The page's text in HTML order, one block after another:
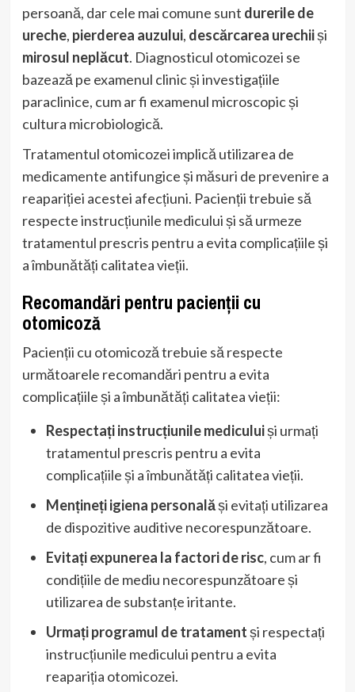
persoană, dar cele mai comune sunt durerile de
ureche, pierderea auzului, descărcarea urechiiși
mirosul neplăcut. Diagnosticul otomicozei se
bazează pe examenul clinic și investigațiile
paraclinice, cum ar fi examenul microscopic și
cultura microbiologică.
Tratamentul otomicozei implică utilizarea de
medicamente antifungice și măsuri de prevenire a
reapariției acestei afecțiuni. Pacienții trebuie să
respecte instrucțiunile medicului și să urmeze
tratamentul prescris pentru a evita complicațiile și
a îmbunătăți calitatea vieții.
Recomandări pentru pacienții cu
otomicoză
Pacienții cu otomicoză trebuie să respecte
următoarele recomandări pentru a evita
complicațiile și a îmbunătăți calitatea vieții:
Respectați instrucțiunile mediculuiși urmați
tratamentul prescris pentru a evita
complicațiile și a îmbunătăți calitatea vieții.
Mențineți igiena personalăși evitați utilizarea
de dispozitive auditive necorespunzătoare.
Evitați expunerea la factori de risc, cum ar fi
condițiile de mediu necorespunzătoare și
utilizarea de substanțe iritante.
Urmați programul de tratamentși respectați
instrucțiunile medicului pentru a evita
reapariția otomicozei.